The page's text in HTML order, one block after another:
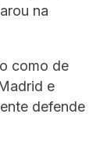
na
como de
e
defende